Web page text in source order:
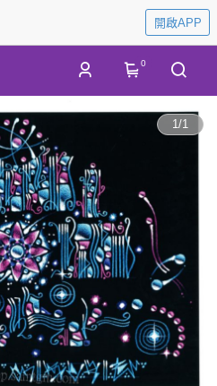
開啟APP
0
1/1